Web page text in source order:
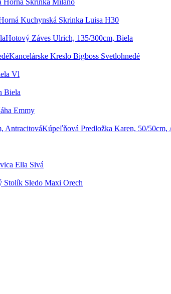
Kuchynská Skrinka Luisa H30
Hotový Záves Ulrich, 135/300cm, Biela
Kancelárske Kreslo Bigboss Svetlohnedé
Vl
Biela
Emmy
Kúpeľňová Predložka Karen, 50/50cm,
Ella Sivá
Stolík Sledo Maxi Orech